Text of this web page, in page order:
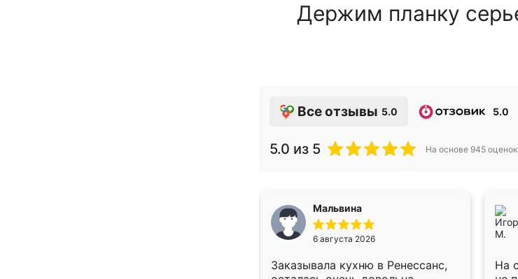
Держим планку
Все отзывы 5.0 5.0
5.0 из 5 На основе 945 оценок
Мальвина
6 августа 2026
Заказывала кухню в Ренессанс,
На